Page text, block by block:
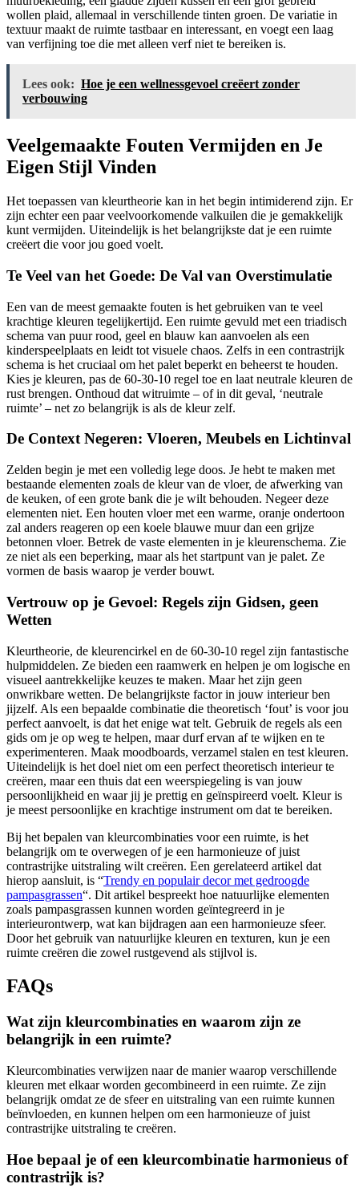
wollen plaid, allemaal in verschillende tinten groen. De variatie in
textuur maakt de ruimte tastbaar en interessant, en voegt een laag
van verfijning toe die met alleen verf niet te bereiken is.
Lees ook: Hoe je een wellnessgevoel creëert zonder
verbouwing
Veelgemaakte Fouten Vermijden en Je
Eigen Stijl Vinden
Het toepassen van kleurtheorie kan in het begin intimiderend zijn. Er
zijn echter een paar veelvoorkomende valkuilen die je gemakkelijk
kunt vermijden. Uiteindelijk is het belangrijkste dat je een ruimte
creëert die voor jou goed voelt.
Te Veel van het Goede: De Val van Overstimulatie
Een van de meest gemaakte fouten is het gebruiken van te veel
krachtige kleuren tegelijkertijd. Een ruimte gevuld met een triadisch
schema van puur rood, geel en blauw kan aanvoelen als een
kinderspeelplaats en leidt tot visuele chaos. Zelfs in een contrastrijk
schema is het cruciaal om het palet beperkt en beheerst te houden.
Kies je kleuren, pas de 60-30-10 regel toe en laat neutrale kleuren de
rust brengen. Onthoud dat witruimte – of in dit geval, ‘neutrale
ruimte’ – net zo belangrijk is als de kleur zelf.
De Context Negeren: Vloeren, Meubels en Lichtinval
Zelden begin je met een volledig lege doos. Je hebt te maken met
bestaande elementen zoals de kleur van de vloer, de afwerking van
de keuken, of een grote bank die je wilt behouden. Negeer deze
elementen niet. Een houten vloer met een warme, oranje ondertoon
zal anders reageren op een koele blauwe muur dan een grijze
betonnen vloer. Betrek de vaste elementen in je kleurenschema. Zie
ze niet als een beperking, maar als het startpunt van je palet. Ze
vormen de basis waarop je verder bouwt.
Vertrouw op je Gevoel: Regels zijn Gidsen, geen
Wetten
Kleurtheorie, de kleurencirkel en de 60-30-10 regel zijn fantastische
hulpmiddelen. Ze bieden een raamwerk en helpen je om logische en
visueel aantrekkelijke keuzes te maken. Maar het zijn geen
onwrikbare wetten. De belangrijkste factor in jouw interieur ben
jijzelf. Als een bepaalde combinatie die theoretisch ‘fout’ is voor jou
perfect aanvoelt, is dat het enige wat telt. Gebruik de regels als een
gids om je op weg te helpen, maar durf ervan af te wijken en te
experimenteren. Maak moodboards, verzamel stalen en test kleuren.
Uiteindelijk is het doel niet om een perfect theoretisch interieur te
creëren, maar een thuis dat een weerspiegeling is van jouw
persoonlijkheid en waar jij je prettig en geïnspireerd voelt. Kleur is
je meest persoonlijke en krachtige instrument om dat te bereiken.
Bij het bepalen van kleurcombinaties voor een ruimte, is het
belangrijk om te overwegen of je een harmonieuze of juist
contrastrijke uitstraling wilt creëren. Een gerelateerd artikel dat
hierop aansluit, is “Trendy en populair decor met gedroogde
pampasgrassen“. Dit artikel bespreekt hoe natuurlijke elementen
zoals pampasgrassen kunnen worden geïntegreerd in je
interieurontwerp, wat kan bijdragen aan een harmonieuze sfeer.
Door het gebruik van natuurlijke kleuren en texturen, kun je een
ruimte creëren die zowel rustgevend als stijlvol is.
FAQs
Wat zijn kleurcombinaties en waarom zijn ze
belangrijk in een ruimte?
Kleurcombinaties verwijzen naar de manier waarop verschillende
kleuren met elkaar worden gecombineerd in een ruimte. Ze zijn
belangrijk omdat ze de sfeer en uitstraling van een ruimte kunnen
beïnvloeden, en kunnen helpen om een harmonieuze of juist
contrastrijke uitstraling te creëren.
Hoe bepaal je of een kleurcombinatie harmonieus of
contrastrijk is?